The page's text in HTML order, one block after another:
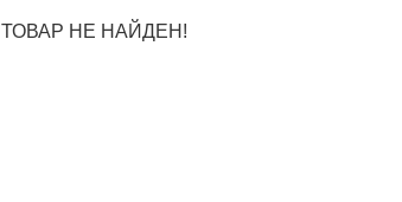
ТОВАР НЕ НАЙДЕН!